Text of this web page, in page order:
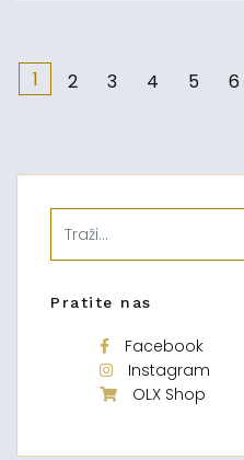
1 2 3 4 5 6
Pratite nas
Facebook
Instagram
OLX Shop